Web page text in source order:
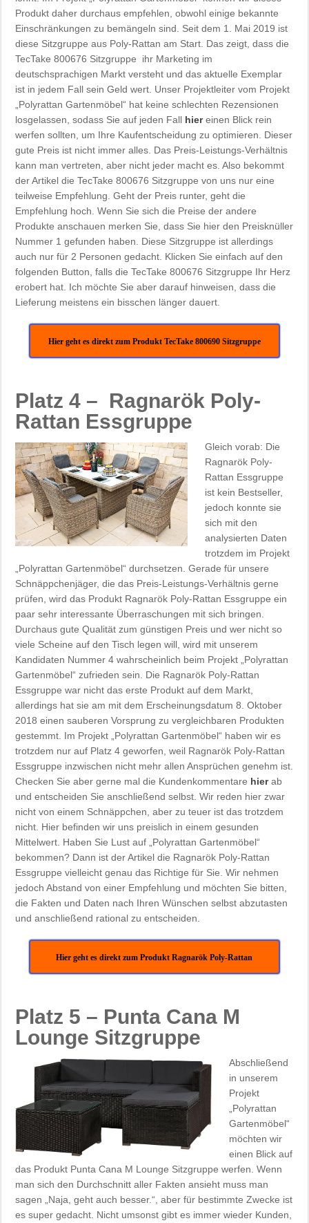
Produkt daher durchaus empfehlen, obwohl einige bekannte
Einschränkungen zu bemängeln sind. Seit dem 1. Mai 2019 ist
diese Sitzgruppe aus Poly-Rattan am Start. Das zeigt, dass die
TecTake 800676 Sitzgruppe ihr Marketing im
deutschsprachigen Markt versteht und das aktuelle Exemplar
ist in jedem Fall sein Geld wert. Unser Projektleiter vom Projekt
„Polyrattan Gartenmöbel“ hat keine schlechten Rezensionen
losgelassen, sodass Sie auf jeden Fall hiereinen Blick rein
werfen sollten, um Ihre Kaufentscheidung zu optimieren. Dieser
gute Preis ist nicht immer alles. Das Preis-Leistungs-Verhältnis
kann man vertreten, aber nicht jeder macht es. Also bekommt
der Artikel die TecTake 800676 Sitzgruppe von uns nur eine
teilweise Empfehlung. Geht der Preis runter, geht die
Empfehlung hoch. Wenn Sie sich die Preise der andere
Produkte anschauen merken Sie, dass Sie hier den Preisknüller
Nummer 1 gefunden haben. Diese Sitzgruppe ist allerdings
auch nur für 2 Personen gedacht. Klicken Sie einfach auf den
folgenden Button, falls die TecTake 800676 Sitzgruppe Ihr Herz
erobert hat. Ich möchte Sie aber darauf hinweisen, dass die
Lieferung meistens ein bisschen länger dauert.
Hier geht es direkt zum Produkt TecTake 800690 Sitzgruppe
Platz 4 – Ragnarök Poly-
Rattan Essgruppe
Gleich vorab: Die
Ragnarök Poly-
Rattan Essgruppe
ist kein Bestseller,
jedoch konnte sie
sich mit den
analysierten Daten
trotzdem im Projekt
„Polyrattan Gartenmöbel“ durchsetzen. Gerade für unsere
Schnäppchenjäger, die das Preis-Leistungs-Verhältnis gerne
prüfen, wird das Produkt Ragnarök Poly-Rattan Essgruppe ein
paar sehr interessante Überraschungen mit sich bringen.
Durchaus gute Qualität zum günstigen Preis und wer nicht so
viele Scheine auf den Tisch legen will, wird mit unserem
Kandidaten Nummer 4 wahrscheinlich beim Projekt „Polyrattan
Gartenmöbel“ zufrieden sein. Die Ragnarök Poly-Rattan
Essgruppe war nicht das erste Produkt auf dem Markt,
allerdings hat sie am mit dem Erscheinungsdatum 8. Oktober
2018 einen sauberen Vorsprung zu vergleichbaren Produkten
gestemmt. Im Projekt „Polyrattan Gartenmöbel“ haben wir es
trotzdem nur auf Platz 4 geworfen, weil Ragnarök Poly-Rattan
Essgruppe inzwischen nicht mehr allen Ansprüchen genehm ist.
Checken Sie aber gerne mal die Kundenkommentare hierab
und entscheiden Sie anschließend selbst. Wir reden hier zwar
nicht von einem Schnäppchen, aber zu teuer ist das trotzdem
nicht. Hier befinden wir uns preislich in einem gesunden
Mittelwert. Haben Sie Lust auf „Polyrattan Gartenmöbel“
bekommen? Dann ist der Artikel die Ragnarök Poly-Rattan
Essgruppe vielleicht genau das Richtige für Sie. Wir nehmen
jedoch Abstand von einer Empfehlung und möchten Sie bitten,
die Fakten und Daten nach Ihren Wünschen selbst abzutasten
und anschließend rational zu entscheiden.
Hier geht es direkt zum Produkt Ragnarök Poly-Rattan
Platz 5 – Punta Cana M
Lounge Sitzgruppe
Abschließend
in unserem
Projekt
„Polyrattan
Gartenmöbel“
möchten wir
einen Blick auf
das Produkt Punta Cana M Lounge Sitzgruppe werfen. Wenn
man sich den Durchschnitt aller Fakten ansieht muss man
sagen „Naja, geht auch besser.“, aber für bestimmte Zwecke ist
es super gedacht. Nicht umsonst gibt es immer wieder Kunden,